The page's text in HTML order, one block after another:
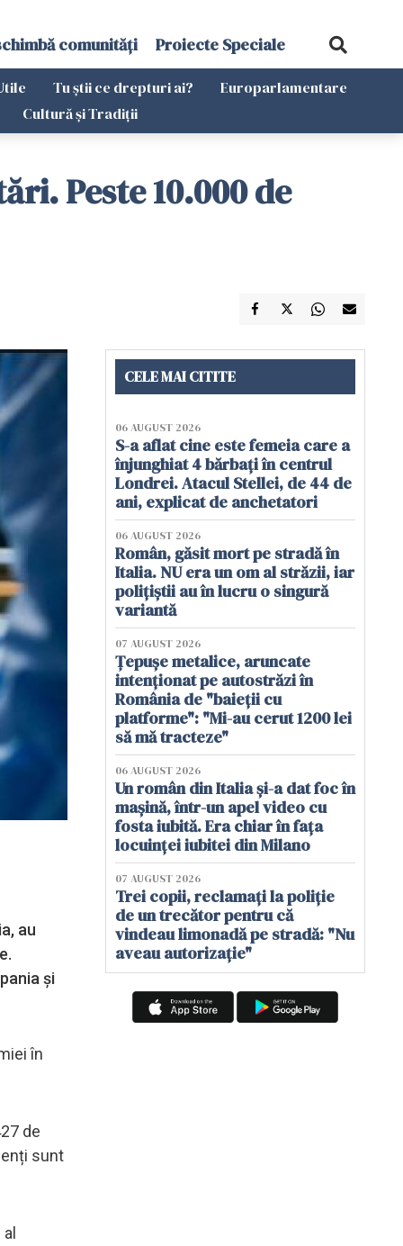
comunități Proiecte Speciale
Tu știi ce drepturi ai?
Europarlamentare
Cultură și Tradiții
Peste 10.000 de
au
și
în
de
sunt
CELE MAI CITITE
06 AUGUST 2026
S-a aflat cine este femeia care a
înjunghiat 4 bărbați în centrul
Londrei. Atacul Stellei, de 44 de
ani, explicat de anchetatori
06 AUGUST 2026
Român, găsit mort pe stradă în
Italia. NU era un om al străzii, iar
polițiștii au în lucru o singură
variantă
07 AUGUST 2026
Țepușe metalice, aruncate
intenționat pe autostrăzi în
România de "baieții cu
platforme": "Mi-au cerut 1200 lei
să mă tracteze"
06 AUGUST 2026
Un român din Italia și-a dat foc în
mașină, într-un apel video cu
fosta iubită. Era chiar în fața
locuinței iubitei din Milano
07 AUGUST 2026
Trei copii, reclamați la poliție
de un trecător pentru că
vindeau limonadă pe stradă: "Nu
aveau autorizație"